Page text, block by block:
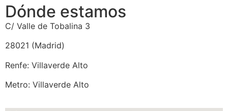
Dónde estamos
C/ Valle de Tobalina 3
28021 (Madrid)
Renfe: Villaverde Alto
Metro: Villaverde Alto